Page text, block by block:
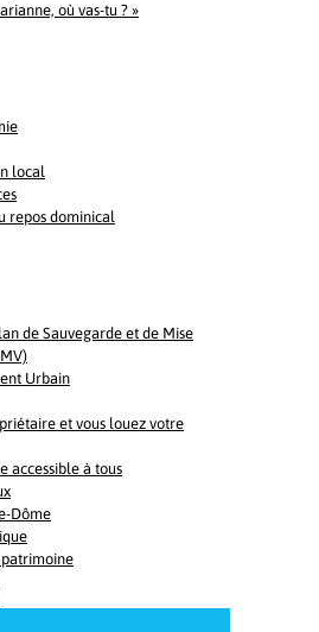
où vas-tu ? »
local
repos dominical
de Sauvegarde et de Mise
Urbain
et vous louez votre
accessible à tous
Dôme